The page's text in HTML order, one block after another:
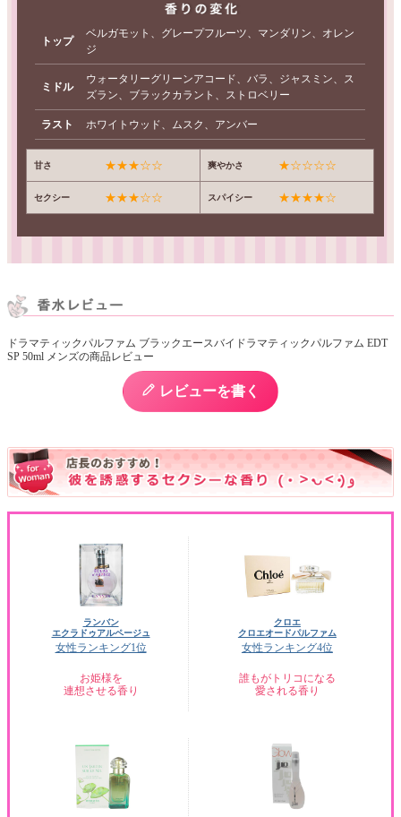
トップ
ベルガモット、グレープフルーツ、マンダリン、オレン
ジ
ミドル
ウォータリーグリーンアコード、バラ、ジャスミン、ス
ズラン、ブラックカラント、ストロベリー
ラスト ホワイトウッド、ムスク、アンバー
甘さ ★★★☆☆ 爽やかさ ★☆☆☆☆
セクシー ★★★☆☆ スパイシー ★★★★☆
ドラマティックパルファム ブラックエースバイドラマティックパルファム EDT
SP 50ml メンズの商品レビュー
レビューを書く
ランバン
エクラドゥアルページュ
女性ランキング1位
お姫様を
連想させる香り
クロエ
クロエオードパルファム
女性ランキング4位
誰もがトリコになる
愛される香り